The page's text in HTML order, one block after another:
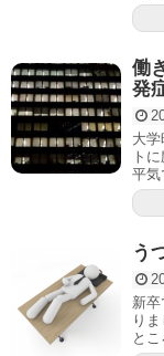
働
発
大
ト
平気
う
新
り
と